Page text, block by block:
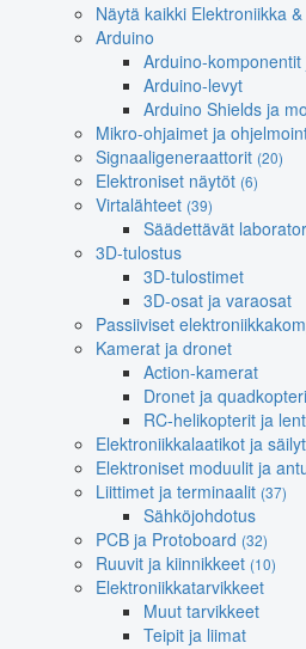
Näytä kaikki Elektroniikka
Arduino
Arduino-
Arduino-levyt
Arduino Shields ja
Mikro-ohjaimet ja
Signaaligeneraattorit (20)
Elektroniset näytöt (6)
Virtalähteet (39)
Säädettävät
3D-tulostus
3D-tulostimet
3D-osat ja varaosat
Passiiviset
Kamerat ja dronet
Action-kamerat
Dronet ja
RC-helikopterit ja
Elektroniikkalaatikot ja
Elektroniset moduulit ja
Liittimet ja terminaalit (37)
Sähköjohdotus
PCB ja Protoboard (32)
Ruuvit ja kiinnikkeet (10)
Elektroniikkatarvikkeet
Muut tarvikkeet
Teipit ja liimat